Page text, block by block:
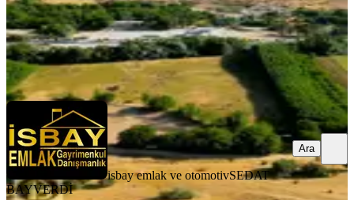
isbay emlak ve otomotivSEDAT BAYVERDİ
Ara
isbay emlak ve otomotivSEDAT
BAYVERDİ
Ara